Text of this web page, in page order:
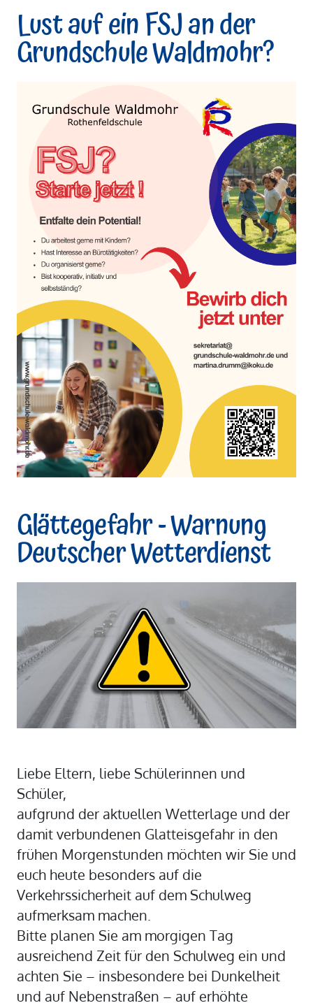
Lust auf ein FSJ an der
Grundschule Waldmohr?
Glättegefahr - Warnung
Deutscher Wetterdienst
Liebe Eltern, liebe Schülerinnen und
Schüler,
aufgrund der aktuellen Wetterlage und der
damit verbundenen Glatteisgefahr in den
frühen Morgenstunden möchten wir Sie und
euch heute besonders auf die
Verkehrssicherheit auf dem Schulweg
aufmerksam machen.
Bitte planen Sie am morgigen Tag
ausreichend Zeit für den Schulweg ein und
achten Sie – insbesondere bei Dunkelheit
und auf Nebenstraßen – auf erhöhte